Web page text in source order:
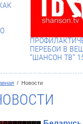
ПЕРЕБОИ В
"ШАНСОН ТВ"
  /  Новости